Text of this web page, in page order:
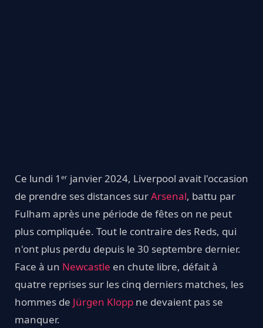
Ce lundi 1ᵉʳ janvier 2024, Liverpool avait l'occasion
de prendre ses distances surArsenal, battu par
Fulham après une période de fêtes on ne peut
plus compliquée. Tout le contraire des Reds, qui
n'ont plus perdu depuis le 30 septembre dernier.
Face à un Newcastle en chute libre, défait à
quatre reprises sur les cinq derniers matches, les
hommes de Jürgen Klopp ne devaient pas se
manquer.